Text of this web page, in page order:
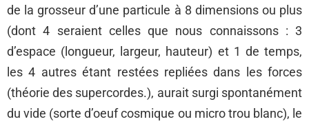
de la grosseur d’une particule à 8 dimensions ou plus
(dont 4 seraient celles que nous connaissons : 3
d’espace (longueur, largeur, hauteur) et 1 de temps,
les 4 autres étant restées repliées dans les forces
(théorie des supercordes.), aurait surgi spontanément
du vide (sorte d’oeuf cosmique ou micro trou blanc), le